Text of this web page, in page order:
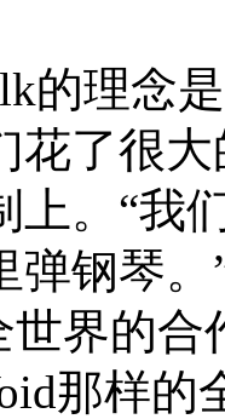
的理念
花了很
上。“我
弹钢琴。
世界的合
那样